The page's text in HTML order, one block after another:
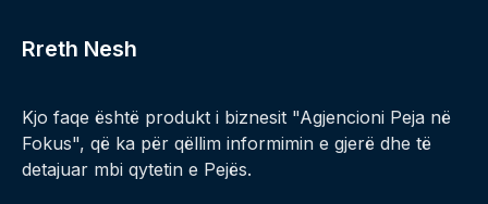
Rreth Nesh
Kjo faqe është produkt i biznesit "Agjencioni Peja në
Fokus", që ka për qëllim informimin e gjerë dhe të
detajuar mbi qytetin e Pejës.